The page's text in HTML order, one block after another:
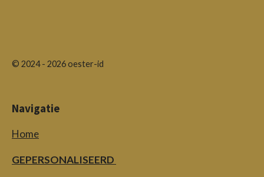
© 2024 - 2026 oester-id
Navigatie
Home
GEPERSONALISEERD